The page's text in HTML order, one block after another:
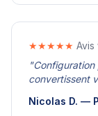
★★★★★
"Configuration
convertissent
Nicolas D. —